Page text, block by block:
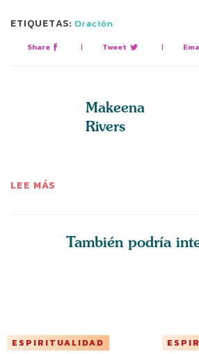
ETIQUETAS: Oración
Share | Tweet |
Makeena
Rivers
LEE MÁS
También podría
ESPIRITUALIDAD